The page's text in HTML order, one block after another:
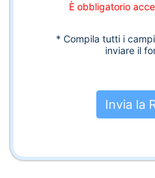
È obbligatorio
* Compila tutti i
inviare il